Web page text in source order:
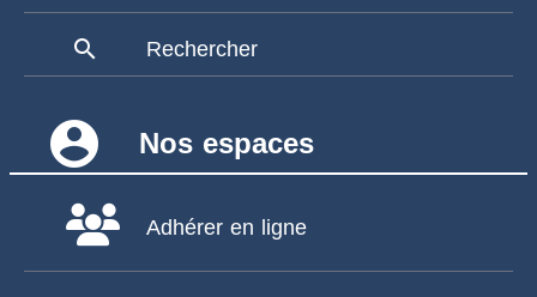
search Rechercher
account_circle Nos espaces
Adhérer en ligne